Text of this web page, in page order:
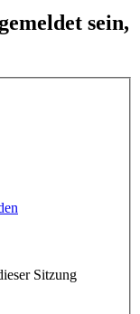
sein,
Sitzung